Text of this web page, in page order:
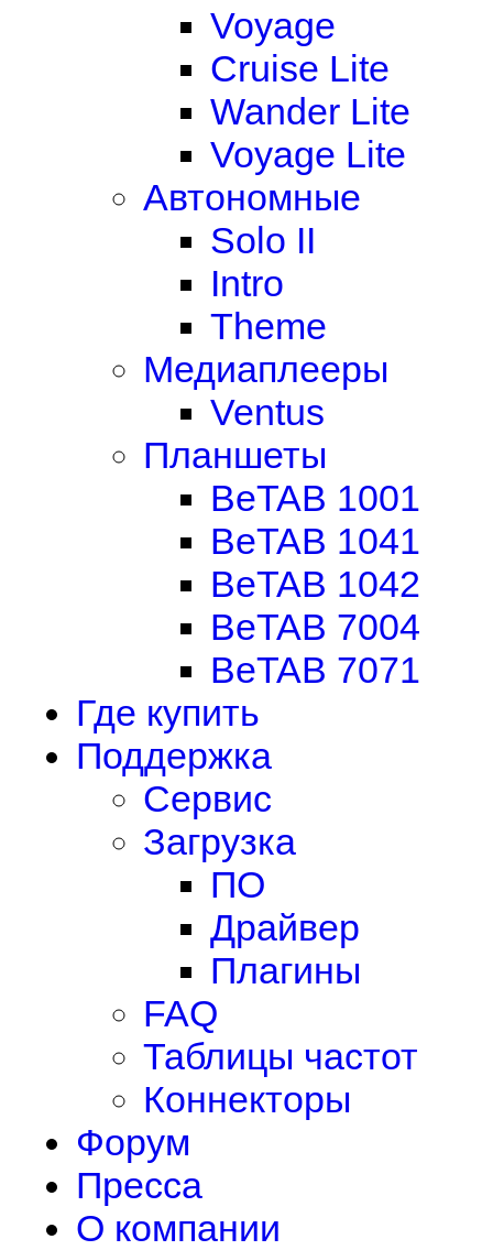
Voyage
Cruise Lite
Wander Lite
Voyage Lite
Автономные
Solo II
Intro
Theme
Медиаплееры
Ventus
Планшеты
BeTAB 1001
BeTAB 1041
BeTAB 1042
BeTAB 7004
BeTAB 7071
Где купить
Поддержка
Сервис
Загрузка
ПО
Драйвер
Плагины
FAQ
Таблицы частот
Коннекторы
Форум
Пресса
О компании